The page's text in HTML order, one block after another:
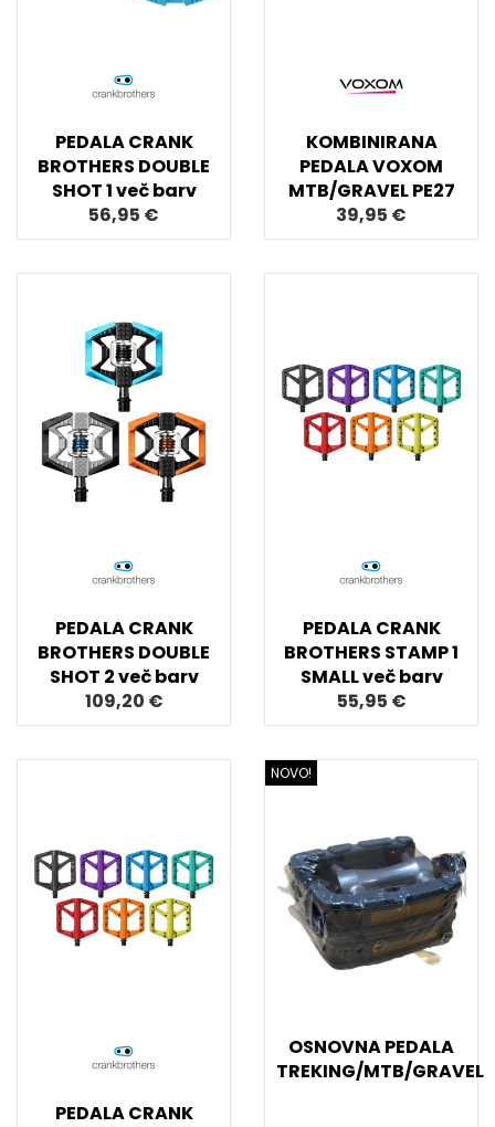
PEDALA CRANK
BROTHERS DOUBLE
SHOT 1 več barv
56,95 €
KOMBINIRANA
PEDALA VOXOM
MTB/GRAVEL PE27
39,95 €
PEDALA CRANK
BROTHERS DOUBLE
SHOT 2 več barv
109,20 €
PEDALA CRANK
BROTHERS STAMP 1
SMALL več barv
55,95 €
PEDALA CRANK
NOVO!
OSNOVNA PEDALA
TREKING/MTB/GRAVEL